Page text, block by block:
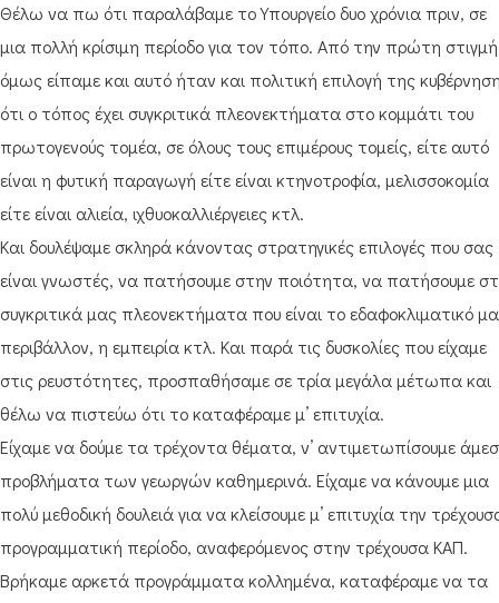
Θέλω να πω ότι παραλάβαμε το Υπουργείο δυο χρόνια πριν, σε
μια πολλή κρίσιμη περίοδο για τον τόπο. Από την πρώτη στιγμή
όμως είπαμε και αυτό ήταν και πολιτική επιλογή της
ότι ο τόπος έχει συγκριτικά πλεονεκτήματα στο κομμάτι του
πρωτογενούς τομέα, σε όλους τους επιμέρους τομείς, είτε αυτό
είναι η φυτική παραγωγή είτε είναι κτηνοτροφία, μελισσοκομία
είτε είναι αλιεία, ιχθυοκαλλιέργειες κτλ.
Και δουλέψαμε σκληρά κάνοντας στρατηγικές επιλογές που σας
είναι γνωστές, να πατήσουμε στην ποιότητα, να πατήσουμε
συγκριτικά μας πλεονεκτήματα που είναι το εδαφοκλιματικό
περιβάλλον, η εμπειρία κτλ. Και παρά τις δυσκολίες που είχαμε
στις ρευστότητες, προσπαθήσαμε σε τρία μεγάλα μέτωπα και
θέλω να πιστεύω ότι το καταφέραμε μ’ επιτυχία.
Είχαμε να δούμε τα τρέχοντα θέματα, ν’ αντιμετωπίσουμε
προβλήματα των γεωργών καθημερινά. Είχαμε να κάνουμε μια
πολύ μεθοδική δουλειά για να κλείσουμε μ’ επιτυχία την
προγραμματική περίοδο, αναφερόμενος στην τρέχουσα ΚΑΠ.
Βρήκαμε αρκετά προγράμματα κολλημένα, καταφέραμε να τα